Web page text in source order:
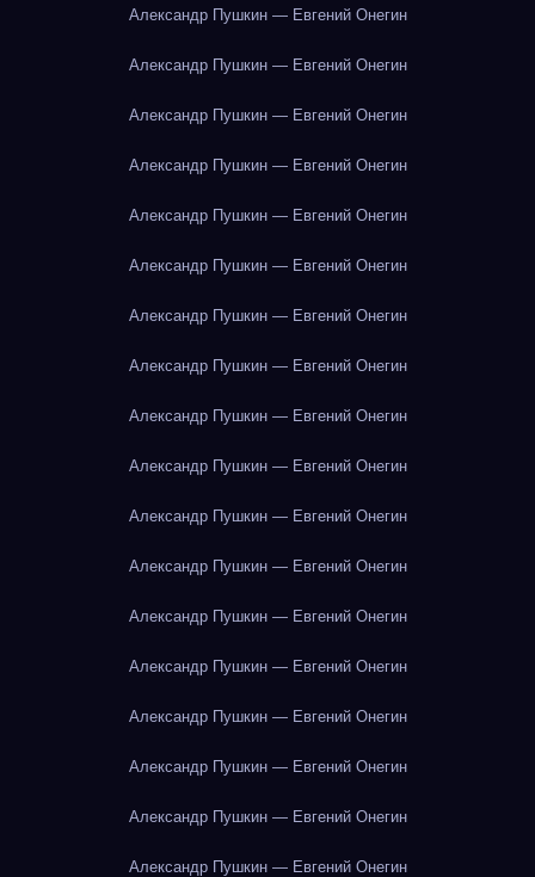
Александр Пушкин — Евгений Онегин
Александр Пушкин — Евгений Онегин
Александр Пушкин — Евгений Онегин
Александр Пушкин — Евгений Онегин
Александр Пушкин — Евгений Онегин
Александр Пушкин — Евгений Онегин
Александр Пушкин — Евгений Онегин
Александр Пушкин — Евгений Онегин
Александр Пушкин — Евгений Онегин
Александр Пушкин — Евгений Онегин
Александр Пушкин — Евгений Онегин
Александр Пушкин — Евгений Онегин
Александр Пушкин — Евгений Онегин
Александр Пушкин — Евгений Онегин
Александр Пушкин — Евгений Онегин
Александр Пушкин — Евгений Онегин
Александр Пушкин — Евгений Онегин
Александр Пушкин — Евгений Онегин